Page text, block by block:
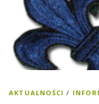
AKTUALNOŚCI /